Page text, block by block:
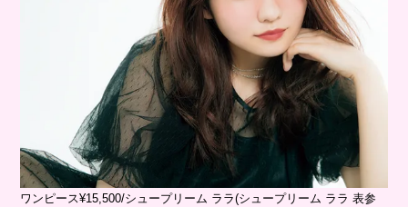
ワンピース¥15,500/シュープリーム ララ(シュープリーム ララ 表参